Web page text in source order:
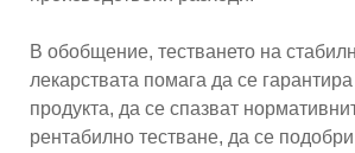
В обобщение, тестването на
лекарствата помага да се
продукта, да се спазват
рентабилно тестване, да се